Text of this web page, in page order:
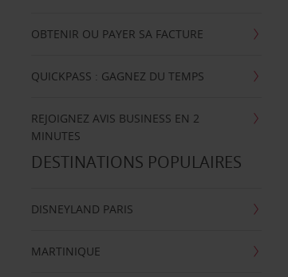
OBTENIR OU PAYER SA FACTURE
QUICKPASS : GAGNEZ DU TEMPS
REJOIGNEZ AVIS BUSINESS EN 2
MINUTES
DESTINATIONS POPULAIRES
DISNEYLAND PARIS
MARTINIQUE